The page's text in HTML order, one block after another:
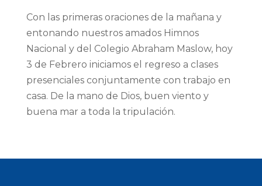
Con las primeras oraciones de la mañana y
entonando nuestros amados Himnos
Nacional y del Colegio Abraham Maslow, hoy
3 de Febrero iniciamos el regreso a clases
presenciales conjuntamente con trabajo en
casa. De la mano de Dios, buen viento y
buena mar a toda la tripulación.